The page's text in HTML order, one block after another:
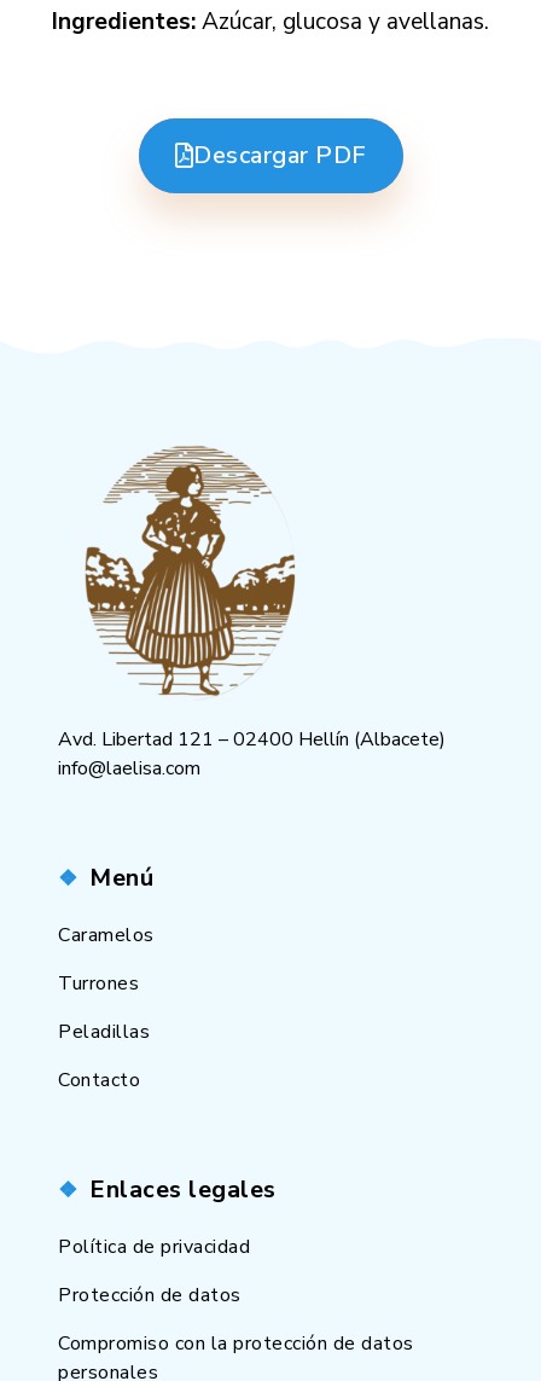
Ingredientes:Azúcar, glucosa y avellanas.
Descargar PDF
Avd. Libertad 121 – 02400 Hellín (Albacete)
info@laelisa.com
Menú
Caramelos
Turrones
Peladillas
Contacto
Enlaces legales
Política de privacidad
Protección de datos
Compromiso con la protección de datos
personales